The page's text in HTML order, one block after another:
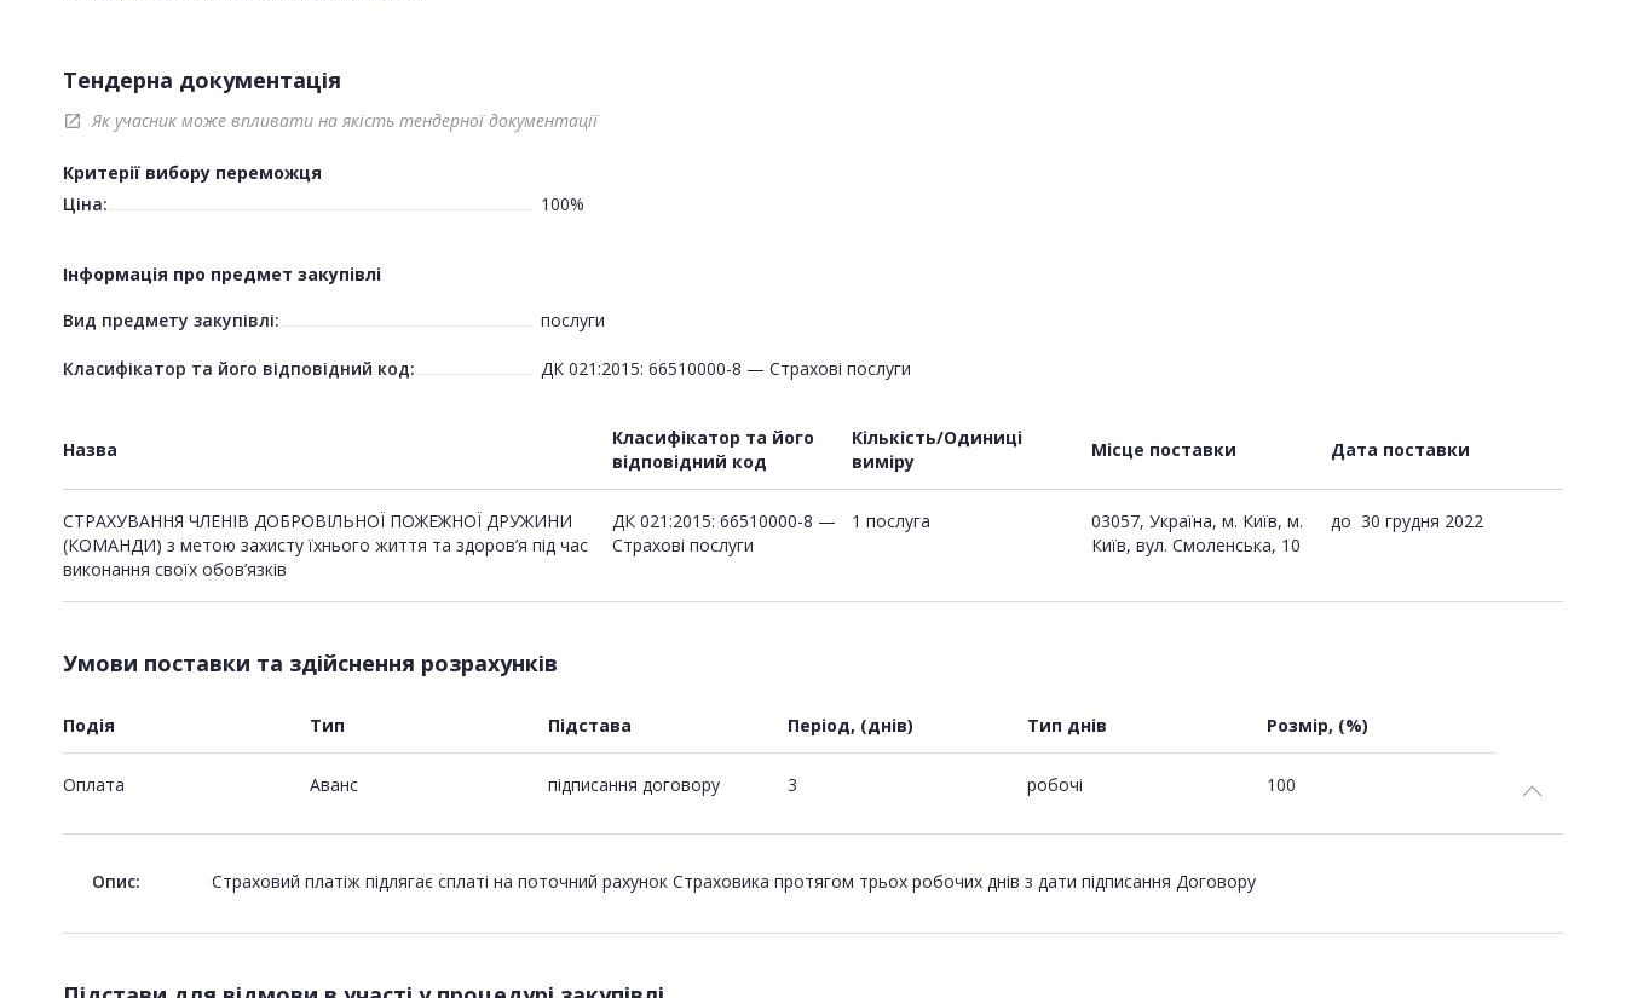
Тендерна документація
open_in_new Як учасник може впливати на якість тендерної документації
Критерії вибору переможця
Ціна:
100%
Інформація про предмет закупівлі
Вид предмету закупівлі:
послуги
Класифікатор та його відповідний код: ДК 021:2015: 66510000-8 — Страхові послуги
Назва
Класифікатор та його
відповідний код
Кількість/Одиниці
виміру
Місце поставки Дата поставки
СТРАХУВАННЯ ЧЛЕНІВ ДОБРОВІЛЬНОЇ ПОЖЕЖНОЇ ДРУЖИНИ
(КОМАНДИ) з метою захисту їхнього життя та здоров’я під час
виконання своїх обов’язків
ДК 021:2015: 66510000-8 —
Страхові послуги
1 послуга
03057, Україна, м. Київ, м.
Київ, вул. Смоленська, 10
до 30 грудня 2022
Умови поставки та здійснення розрахунків
Подія Тип Підстава Період, (днів) Тип днів Розмір, (%)
Оплата Аванс підписання договору 3 робочі 100
Опис: Страховий платіж підлягає сплаті на поточний рахунок Страховика протягом трьох робочих днів з дати підписання Договору